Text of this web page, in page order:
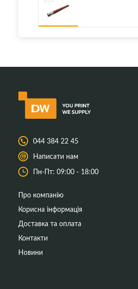
044 384 22 45
Написати нам
Пн-Пт: 09:00 - 18:00
Про компанію
Корисна інформація
Доставка та оплата
Контакти
Новини